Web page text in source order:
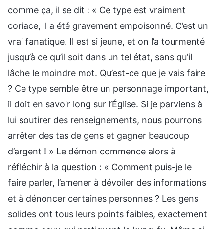
comme ça, il se dit : « Ce type est vraiment
coriace, il a été gravement empoisonné. C’est un
vrai fanatique. Il est si jeune, et on l’a tourmenté
jusqu’à ce qu’il soit dans un tel état, sans qu’il
lâche le moindre mot. Qu’est-ce que je vais faire
? Ce type semble être un personnage important,
il doit en savoir long sur l’Église. Si je parviens à
lui soutirer des renseignements, nous pourrons
arrêter des tas de gens et gagner beaucoup
d’argent ! » Le démon commence alors à
réfléchir à la question : « Comment puis-je le
faire parler, l’amener à dévoiler des informations
et à dénoncer certaines personnes ? Les gens
solides ont tous leurs points faibles, exactement